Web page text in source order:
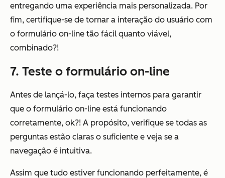
entregando uma experiência mais personalizada. Por
fim, certifique-se de tornar a interação do usuário com
o formulário on-line tão fácil quanto viável,
combinado?!
7. Teste o formulário on-line
Antes de lançá-lo, faça testes internos para garantir
que o formulário on-line está funcionando
corretamente, ok?! A propósito, verifique se todas as
perguntas estão claras o suficiente e veja se a
navegação é intuitiva.
Assim que tudo estiver funcionando perfeitamente, é